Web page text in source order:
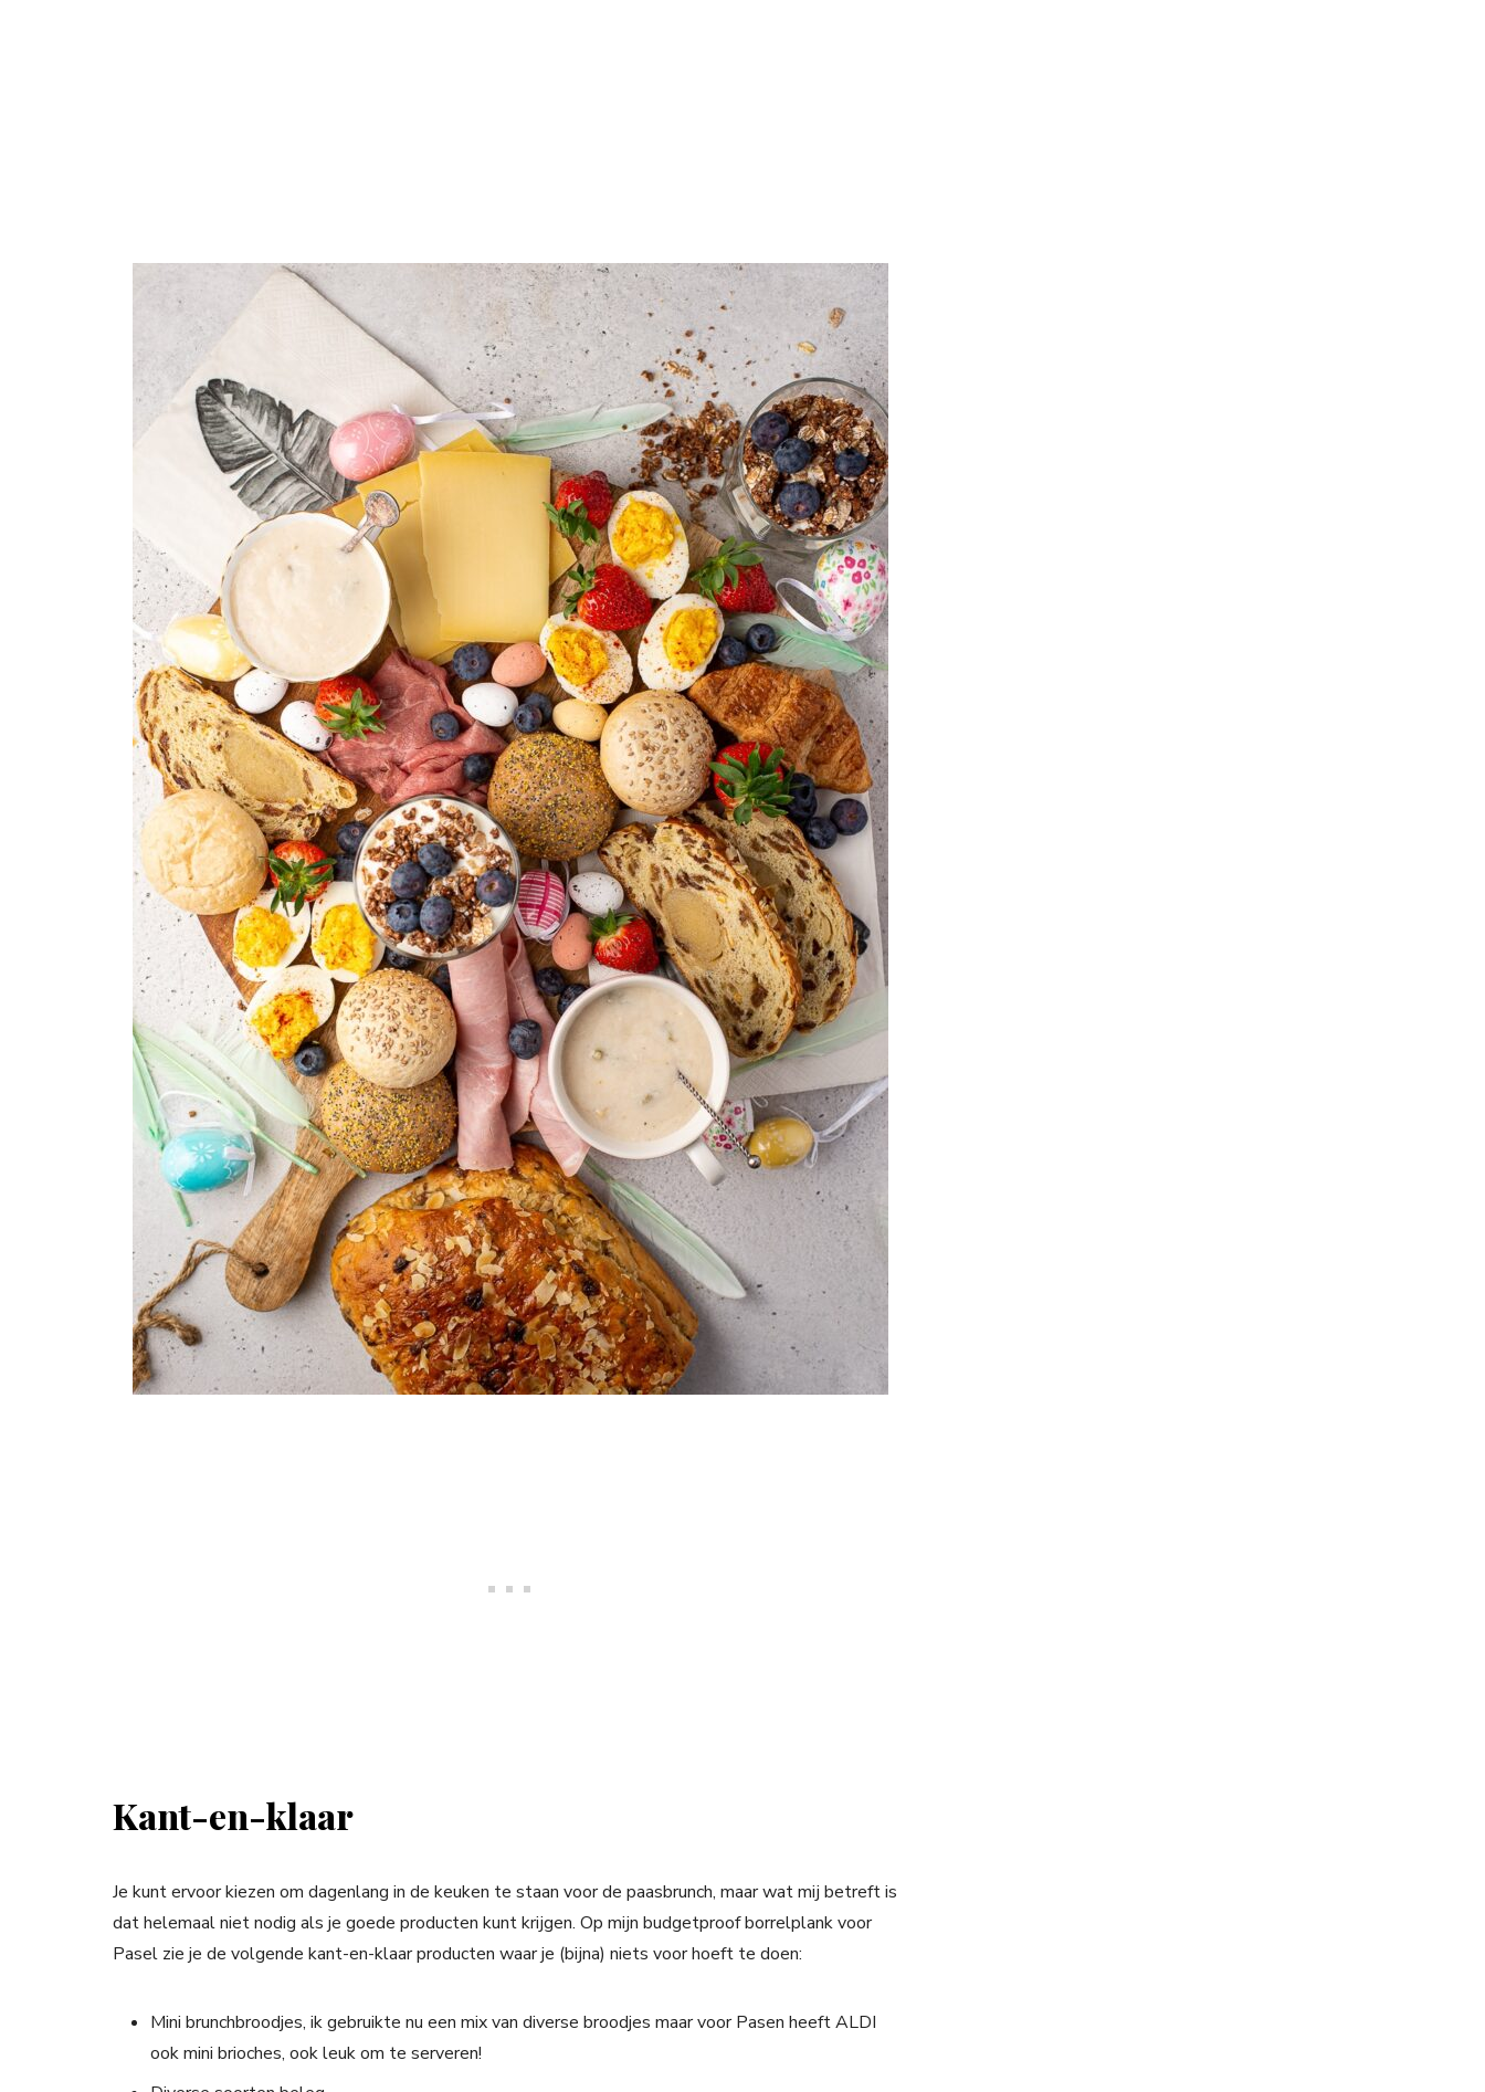
Kant-en-klaar
Je kunt ervoor kiezen om dagenlang in de keuken te staan voor de paasbrunch, maar wat mij betreft is
dat helemaal niet nodig als je goede producten kunt krijgen. Op mijn budgetproof borrelplank voor
Pasel zie je de volgende kant-en-klaar producten waar je (bijna) niets voor hoeft te doen:
Mini brunchbroodjes, ik gebruikte nu een mix van diverse broodjes maar voor Pasen heeft ALDI
ook mini brioches, ook leuk om te serveren!